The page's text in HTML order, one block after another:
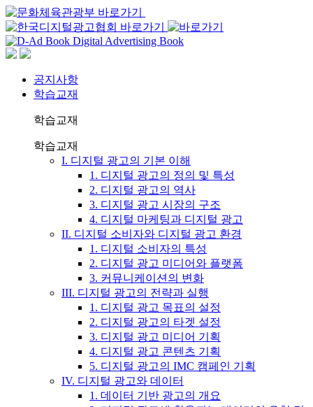
공지사항
학습교재
학습교재
학습교재
I. 디지털 광고의 기본 이해
1. 디지털 광고의 정의 및 특성
2. 디지털 광고의 역사
3. 디지털 광고 시장의 구조
4. 디지털 마케팅과 디지털 광고
II. 디지털 소비자와 디지털 광고 환경
1. 디지털 소비자의 특성
2. 디지털 광고 미디어와 플랫폼
3. 커뮤니케이션의 변화
III. 디지털 광고의 전략과 실행
1. 디지털 광고 목표의 설정
2. 디지털 광고의 타겟 설정
3. 디지털 광고 미디어 기획
4. 디지털 광고 콘텐츠 기획
5. 디지털 광고의 IMC 캠페인 기획
IV. 디지털 광고와 데이터
1. 데이터 기반 광고의 개요